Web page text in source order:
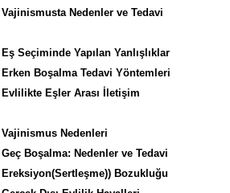
Vajinismusta Nedenler ve Tedavi
Eş Seçiminde Yapılan Yanlışlıklar
Erken Boşalma Tedavi Yöntemleri
Evlilikte Eşler Arası İletişim
Vajinismus Nedenleri
Geç Boşalma: Nedenler ve Tedavi
Ereksiyon(Sertleşme)) Bozukluğu